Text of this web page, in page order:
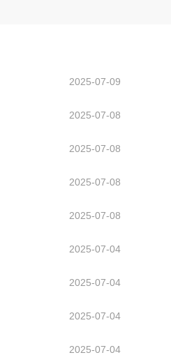
2025-07-09
2025-07-08
2025-07-08
2025-07-08
2025-07-08
2025-07-04
2025-07-04
2025-07-04
2025-07-04